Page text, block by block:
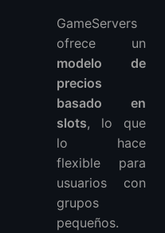
GameServers
ofrece un
modelo de
precios
basado en
slots, lo que
lo hace
flexible para
usuarios con
grupos
pequeños.